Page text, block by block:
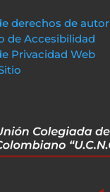
derechos de autor
de Accesibilidad
Privacidad Web